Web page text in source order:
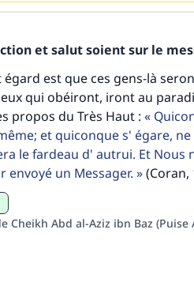
et salut soient sur le
égard est que ces gens-là
qui obéiront, iront au
propos du Très Haut :
et quiconque s' égare,
le fardeau d' autrui. Et Nous
envoyé un Messager.
(Coran,
Cheikh Abd al-Aziz ibn Baz
différence dans la
grâce à votre
nous à apporter des
Messager d'Allah (Paix sur
une bonne action obtient la
que celui qui le fait."